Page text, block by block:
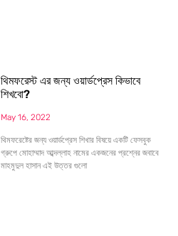
থিমফরেস্ট এর জন্য ওয়ার্ডপ্রেস কিভাবে
শিখবো?
May 16, 2022
থিমফরেষ্টের জন্য ওয়ার্ডপ্রেস শিখার বিষয়ে একটি ফেসবুক
গ্রুপে মোহাম্মাদ আব্দল্লাহ নামের একজনের প্রশ্নের জবাবে
মাহমুদুল হাসান এই উত্তর গুলো